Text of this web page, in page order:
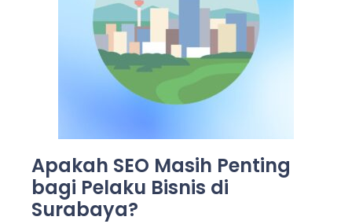
Apakah SEO Masih Penting
bagi Pelaku Bisnis di
Surabaya?